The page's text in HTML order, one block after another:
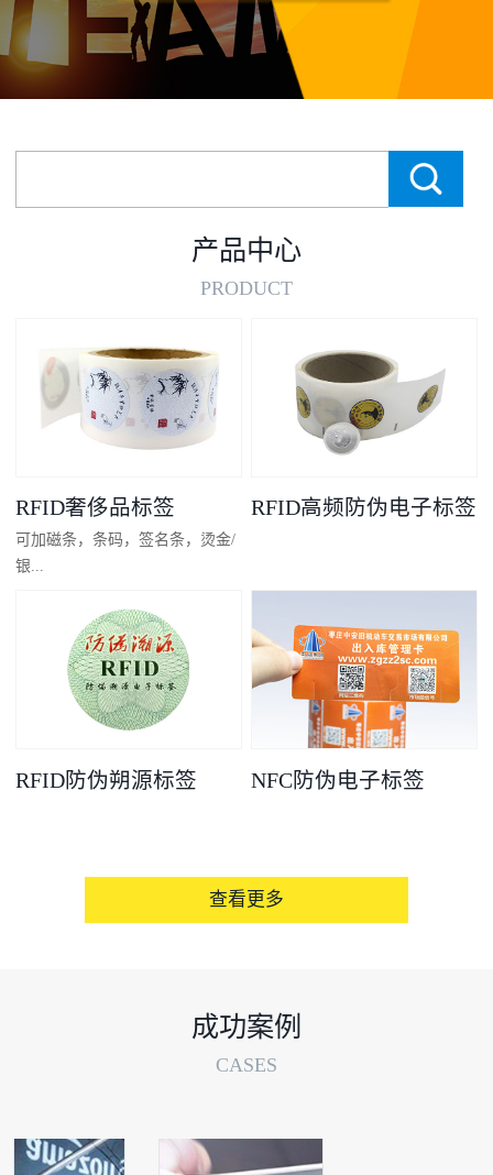
产品中心
PRODUCT
RFID奢侈品标签
可加磁条，条码，签名条，烫金/
银...
凸码，金/银底
RFID高频防伪电子标签
RFID防伪朔源标签 NFC防伪电子标签
查看更多
成功案例
CASES